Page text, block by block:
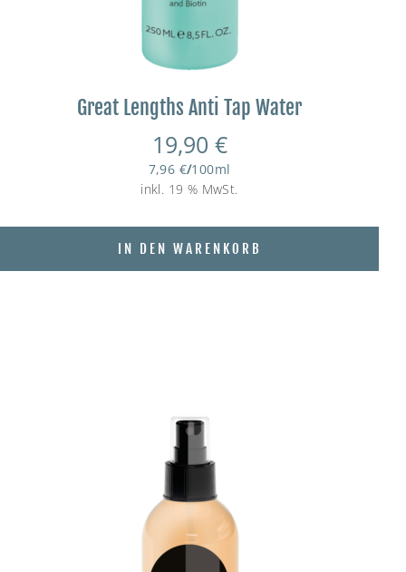
Great Lengths Anti Tap Water
19,90 €
7,96 €/100ml
inkl. 19 % MwSt.
IN DEN WARENKORB